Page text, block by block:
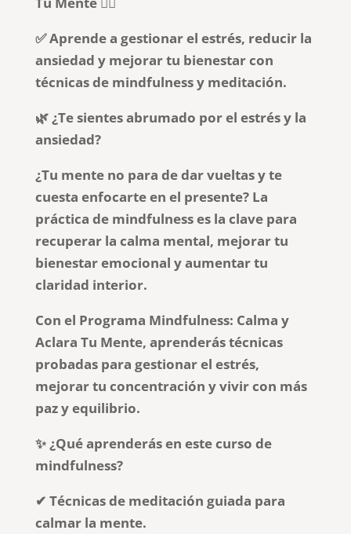
✅ Aprende a gestionar el estrés, reducir la
ansiedad y mejorar tu bienestar con
técnicas de mindfulness y meditación.
🌿 ¿Te sientes abrumado por el estrés y la
ansiedad?
¿Tu mente no para de dar vueltas y te
cuesta enfocarte en el presente? La
práctica de mindfulness es la clave para
recuperar la calma mental, mejorar tu
bienestar emocional y aumentar tu
claridad interior.
Con el Programa Mindfulness: Calma y
Aclara Tu Mente, aprenderás técnicas
probadas para gestionar el estrés,
mejorar tu concentración y vivir con más
paz y equilibrio.
✨ ¿Qué aprenderás en este curso de
mindfulness?
✔ Técnicas de meditación guiada para
calmar la mente.